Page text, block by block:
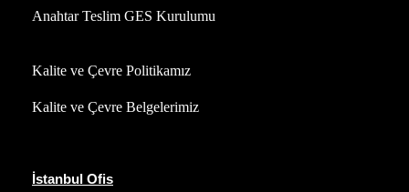
Anahtar Teslim GES Kurulumu
Kalite ve Çevre Politikamız
Kalite ve Çevre Belgelerimiz
İstanbul Ofis